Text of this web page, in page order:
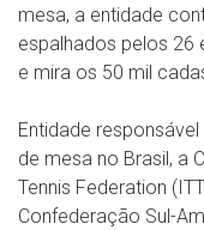
mesa, a entidade
espalhados pelos 26
e mira os 50 mil
Entidade
de mesa no Brasil, a
Tennis Federation
Confederação Sul-